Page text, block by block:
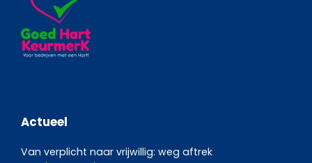
Actueel
Van verplicht naar vrijwillig: weg aftrek